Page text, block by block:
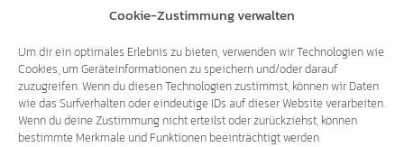
Cookie-Zustimmung verwalten
Um dir ein optimales Erlebnis zu bieten, verwenden wir Technologien wie
Cookies, um Geräteinformationen zu speichern und/oder darauf
zuzugreifen. Wenn du diesen Technologien zustimmst, können wir Daten
wie das Surfverhalten oder eindeutige IDs auf dieser Website verarbeiten.
Wenn du deine Zustimmung nicht erteilst oder zurückziehst, können
bestimmte Merkmale und Funktionen beeinträchtigt werden.
15.300
YouTube